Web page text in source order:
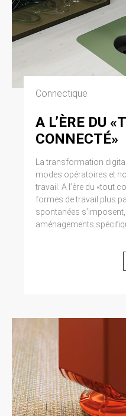
Connectique
A L’ÈRE DU
CONNECTÉ»
La transformation
modes opératoires et
travail. A l’ère du «tout
formes de travail plus
spontanées
aménagements